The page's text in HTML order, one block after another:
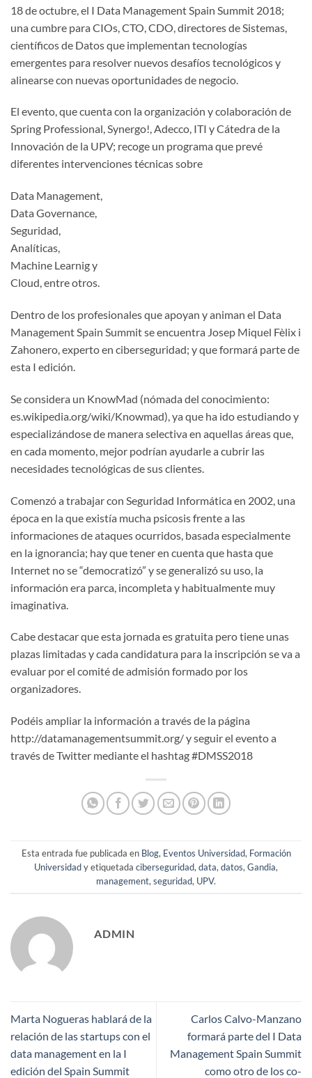
18 de octubre, el I Data Management Spain Summit 2018;
una cumbre para CIOs, CTO, CDO, directores de Sistemas,
científicos de Datos que implementan tecnologías
emergentes para resolver nuevos desafíos tecnológicos y
alinearse con nuevas oportunidades de negocio.
El evento, que cuenta con la organización y colaboración de
Spring Professional, Synergo!, Adecco, ITI y Cátedra de la
Innovación de la UPV; recoge un programa que prevé
diferentes intervenciones técnicas sobre
Data Management,
Data Governance,
Seguridad,
Analíticas,
Machine Learnig y
Cloud, entre otros.
Dentro de los profesionales que apoyan y animan el Data
Management Spain Summit se encuentra Josep Miquel Fèlix i
Zahonero, experto en ciberseguridad; y que formará parte de
esta I edición.
Se considera un KnowMad (nómada del conocimiento:
es.wikipedia.org/wiki/Knowmad), ya que ha ido estudiando y
especializándose de manera selectiva en aquellas áreas que,
en cada momento, mejor podrían ayudarle a cubrir las
necesidades tecnológicas de sus clientes.
Comenzó a trabajar con Seguridad Informática en 2002, una
época en la que existía mucha psicosis frente a las
informaciones de ataques ocurridos, basada especialmente
en la ignorancia; hay que tener en cuenta que hasta que
Internet no se “democratizó” y se generalizó su uso, la
información era parca, incompleta y habitualmente muy
imaginativa.
Cabe destacar que esta jornada es gratuita pero tiene unas
plazas limitadas y cada candidatura para la inscripción se va a
evaluar por el comité de admisión formado por los
organizadores.
Podéis ampliar la información a través de la página
http://datamanagementsummit.org/ y seguir el evento a
través de Twitter mediante el hashtag #DMSS2018
Esta entrada fue publicada en Blog, Eventos Universidad, Formación
Universidady etiquetada ciberseguridad, data, datos, Gandia,
management, seguridad, UPV.
ADMIN
Marta Nogueras hablará de la
relación de las startups con el
data management en la I
edición del Spain Summit
Carlos Calvo-Manzano
formará parte del I Data
Management Spain Summit
como otro de los co-